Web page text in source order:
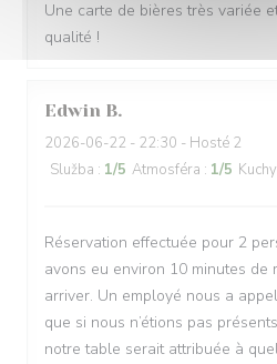
Une carte de bières très variée
qualité !
Edwin B
2026-06-22 - 22:30 - Hosté 2
Služba : 1/5 Atmosféra : 1/5
Réservation effectuée pour 2
avons eu environ 10 minutes de
arriver. Un employé nous a
que si nous n’étions pas
notre table serait attribuée à